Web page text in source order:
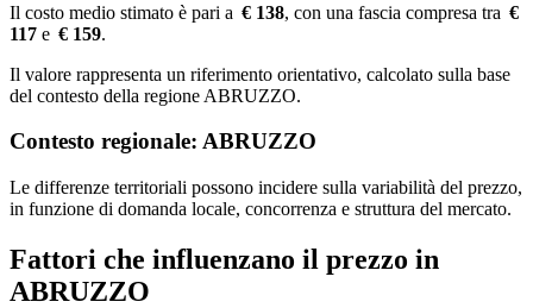
Il costo medio stimato è pari a € 138, con una fascia compresa tra €
117 e € 159.
Il valore rappresenta un riferimento orientativo, calcolato sulla base
del contesto della regione ABRUZZO.
Contesto regionale: ABRUZZO
Le differenze territoriali possono incidere sulla variabilità del prezzo,
in funzione di domanda locale, concorrenza e struttura del mercato.
Fattori che influenzano il prezzo in
ABRUZZO